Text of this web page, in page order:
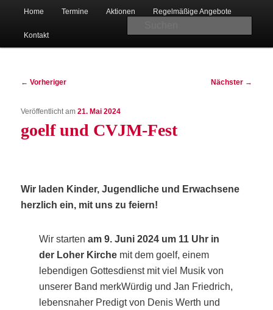
CVJM Lohe
Zum
primären
Inhalt
springen
Home Ter­mi­ne Aktio­nen Regel­mä­ßi­ge Angebote
Kon­takt
Beitragsnavigation
← Vorheriger Nächster →
goelf und CVJM-Fest
Veröffentlicht am21. Mai 2024
Wir laden Kin­der, Jugend­li­che und Erwach­se­ne
herz­lich ein, mit uns zu feiern!
Wir star­tenam 9. Juni 2024 um 11 Uhr in
der Loher Kir­che mit dem goelf, einem
leben­di­gen Got­tes­dienst mit viel Musik von
unse­rer Band merk­Wür­dig und Jan Fried­rich,
lebens­na­her Pre­digt von Denis Werth und